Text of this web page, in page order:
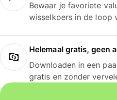
Bewaar je favoriete
wisselkoers in de loop
Helemaal gratis, geen
Downloaden in een
gratis en zonder